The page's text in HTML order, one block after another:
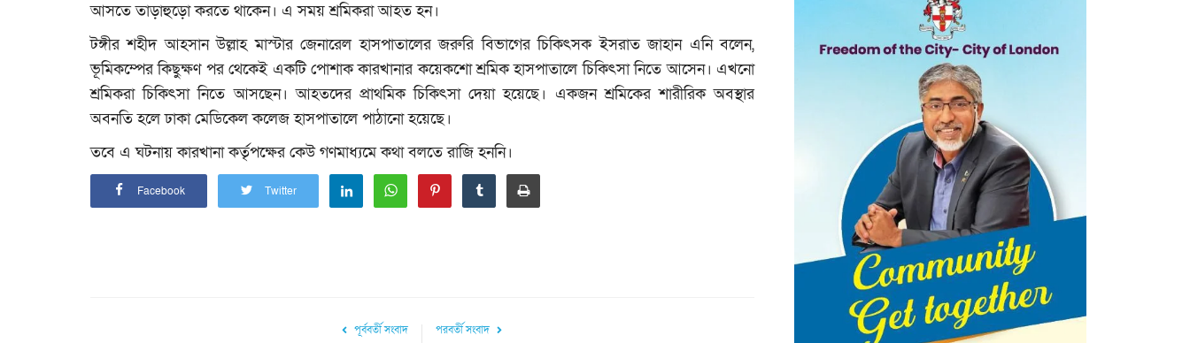
আসতে তাড়াহুড়ো করতে থাকেন। এ সময় শ্রমিকরা আহত হন।
টঙ্গীর শহীদ আহসান উল্লাহ মাস্টার জেনারেল হাসপাতালের জরুরি বিভাগের চিকিৎসক ইসরাত জাহান এনি বলেন,
ভূমিকম্পের কিছুক্ষণ পর থেকেই একটি পোশাক কারখানার কয়েকশো শ্রমিক হাসপাতালে চিকিৎসা নিতে আসেন। এখনো
শ্রমিকরা চিকিৎসা নিতে আসছেন। আহতদের প্রাথমিক চিকিৎসা দেয়া হয়েছে। একজন শ্রমিকের শারীরিক অবস্থার
অবনতি হলে ঢাকা মেডিকেল কলেজ হাসপাতালে পাঠানো হয়েছে।
তবে এ ঘটনায় কারখানা কর্তৃপক্ষের কেউ গণমাধ্যমে কথা বলতে রাজি হননি।
Facebook Twitter
পূর্ববর্তী সংবাদ পরবর্তী সংবাদ